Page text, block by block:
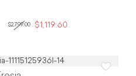
$2,799.00 $1,119.60